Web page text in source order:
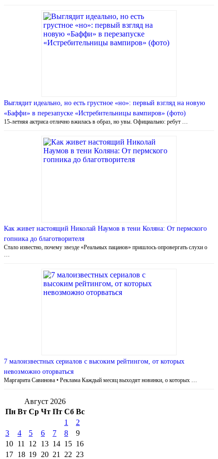
Выглядит идеально, но есть грустное «но»: первый взгляд на новую
«Баффи» в перезапуске «Истребительницы вампиров» (фото)
15-летняя актриса отлично вжилась в образ, но увы. Официально: ребут …
Как живет настоящий Николай Наумов в тени Коляна: От пермского
гопника до благотворителя
Стало известно, почему звезде «Реальных пацанов» пришлось опровергать слухи о
7 малоизвестных сериалов с высоким рейтингом, от которых
невозможно оторваться
Маргарита Савинова • Реклама Каждый месяц выходят новинки, о которых …
Август 2026
Пн Вт Ср Чт Пт Сб Вс
1
2
3
4 5 6 7 8
9
10 11 12 13 14 15 16
17 18 19 20 21 22 23